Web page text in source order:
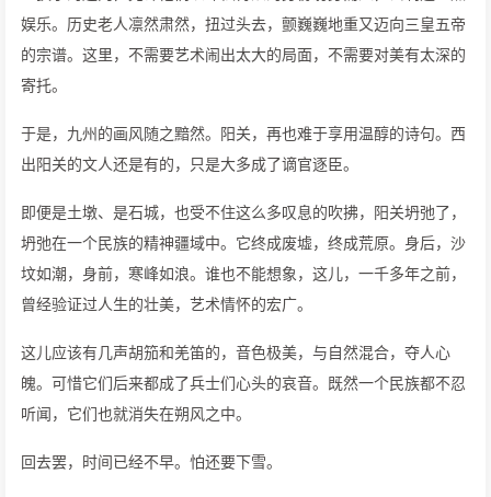
娱乐。历史老人凛然肃然，扭过头去，颤巍巍地重又迈向三皇五帝
的宗谱。这里，不需要艺术闹出太大的局面，不需要对美有太深的
寄托。
于是，九州的画风随之黯然。阳关，再也难于享用温醇的诗句。西
出阳关的文人还是有的，只是大多成了谪官逐臣。
即便是土墩、是石城，也受不住这么多叹息的吹拂，阳关坍弛了，
坍弛在一个民族的精神疆域中。它终成废墟，终成荒原。身后，沙
坟如潮，身前，寒峰如浪。谁也不能想象，这儿，一千多年之前，
曾经验证过人生的壮美，艺术情怀的宏广。
这儿应该有几声胡笳和羌笛的，音色极美，与自然混合，夺人心
魄。可惜它们后来都成了兵士们心头的哀音。既然一个民族都不忍
听闻，它们也就消失在朔风之中。
回去罢，时间已经不早。怕还要下雪。